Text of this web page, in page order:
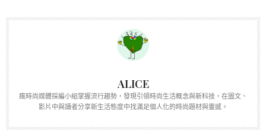
ALICE
瘋時尚媒體採編小組掌握流行趨勢，發現引領時尚生活概念與新科技，在圖文、
影片中與讀者分享新生活態度中找滿足個人化的時尚題材與靈感。